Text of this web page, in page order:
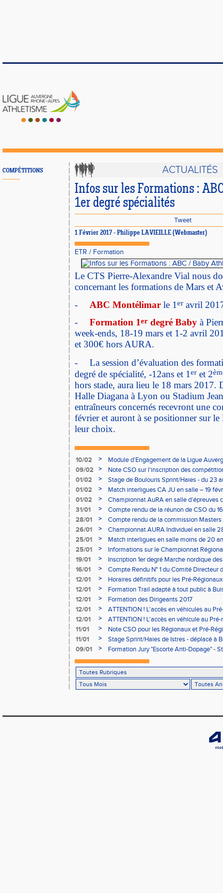
COMPÉTITIONS ACTUALITÉS
Infos sur les Formations :
1er degré spécialités
Tweet
1 Février 2017 - Philippe LAVIEILLE (Webmaster)
ETR / Formation
Le CTS Pierre-Alexandre Vial nous
concernant les formations de Mars et
-
ABC Montélimar le 1er avril
-
Formation 1er degré Baby à
week-ends, 18-19 mars et 1-2 avril
et 300€ hors AURA.
-
La session d’évaluation des
degré de spécialité, -12ans et 1 er et 2
hors stade, aura lieu le 18 mars 2017.
Halle Diagana à Lyon ou Stadium
entraîneurs concernés recevront une
février et auront à se positionner sur le
leur choix.
10/02 >
Module d'Engagement de la Ligue
09/02
>
Note CSO sur l'inscription des
01/02
>
Stage de Boulouris Sprint/Haies - du 23
01/02
>
Match interligues CA JU en salle – 19
01/02
>
Championnat AuRA en salle d’épreuves
- le 12 février
31/01 >
Compte rendu de la réunon de CSO du
28/01
>
Compte rendu de la commission
à Bourgoin
26/01 >
Championnat AURA Individuel en salle
25/01
>
Match interligues en salle moins de 20
25/01
>
Informations sur le Championnat
05/02
19/01 >
Inscription 1er degré Marche nordique
03/02 (sous condition)
16/01 >
Compte Rendu N° 1 du Comité Directeur
12/01
>
Horaires définitifs pour les Pré-
Aubière
12/01 >
Formation Trail adapté à tout public à
12/01
>
Formation des Dirigeants 2017
12/01
>
ATTENTION ! L'accès en véhicules au
Bains sera réglementé
12/01 >
ATTENTION ! L'accès en véhicule au
Bains sera réglementé
11/01 >
Note CSO pour les Régionaux et Pré-
11/01
>
Stage Sprint/Haies de Istres - déplacé à
09/01
> Formation Jury "Escorte Anti-Dopage" -